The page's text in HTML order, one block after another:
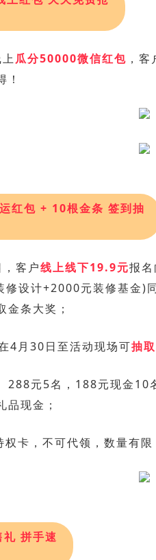
瓜分50000微信红包 ，
！
红包 + 10根金条 签到抽
客户线上线下19.9元报
设计+2000元装修基金)
金条大奖 ；
4月30日至活动现场可抽
288元5名，188元现金10
品现金；
卡，不可代领，数量有限
拼手速